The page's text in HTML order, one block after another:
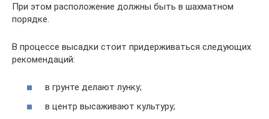
При этом расположение должны быть в шахматном
порядке.
В процессе высадки стоит придерживаться следующих
рекомендаций:
в грунте делают лунку;
в центр высаживают культуру;